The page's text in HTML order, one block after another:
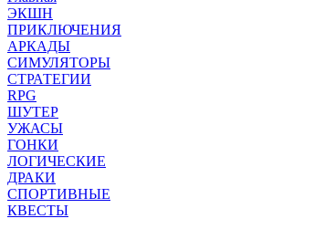
ЭКШН
ПРИКЛЮЧЕНИЯ
АРКАДЫ
СИМУЛЯТОРЫ
СТРАТЕГИИ
RPG
ШУТЕР
УЖАСЫ
ГОНКИ
ЛОГИЧЕСКИЕ
ДРАКИ
СПОРТИВНЫЕ
КВЕСТЫ